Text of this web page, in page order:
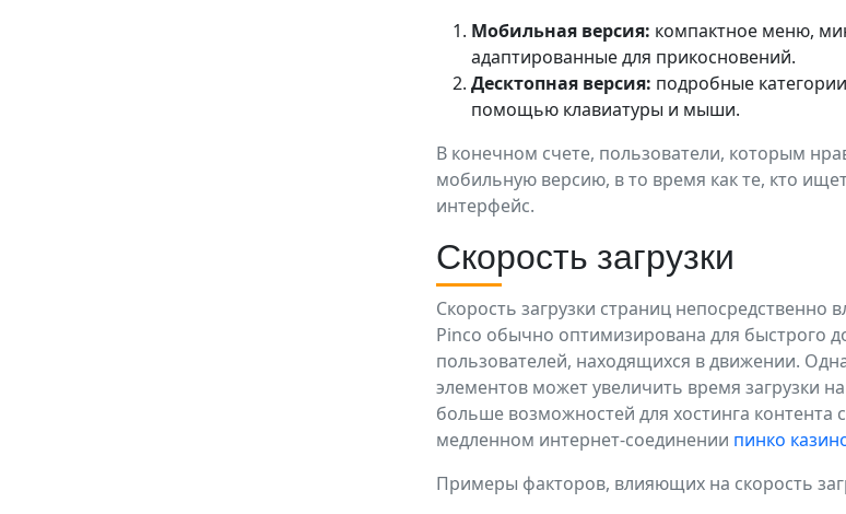
Мобильная версия: компактное меню,
адаптированные для прикосновений.
Десктопная версия: подробные
помощью клавиатуры и мыши.
В конечном счете, пользователи, которым
мобильную версию, в то время как те, кто
интерфейс.
Скорость загрузки
Скорость загрузки страниц
Pinco обычно оптимизирована для быстрого
пользователей, находящихся в движении.
элементов может увеличить время загрузки
больше возможностей для хостинга
медленном интернет-соединении пинко
Примеры факторов, влияющих на скорость